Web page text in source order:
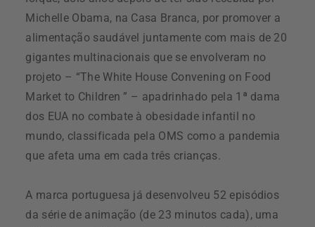
Michelle Obama, na Casa Branca, por promover a
alimentação saudável juntamente com mais de 20
gigantes multinacionais que se envolveram no
projeto – “The White House Convening on Food
Market to Children ” – apadrinhado pela 1ª dama
dos EUA no combate à obesidade infantil no
mundo, classificada pela OMS como a pandemia
que afeta uma em cada três crianças.
A marca portuguesa já desenvolveu 52 episódios
da série de animação (de 23 minutos cada), uma